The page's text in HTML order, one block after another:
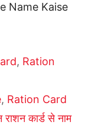
Name Kaise
, Ration
, Ration Card
कार्ड से नाम